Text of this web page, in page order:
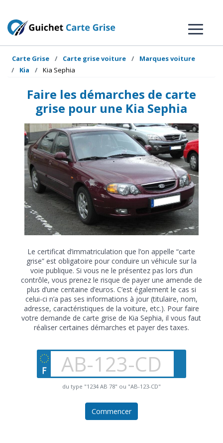
Carte Grise Carte grise voiture
Marques voiture
Kia
Kia Sephia
Faire les démarches de carte
grise pour une Kia Sephia
Le certificat d’immatriculation que l’on appelle “carte
grise” est obligatoire pour conduire un véhicule sur la
voie publique. Si vous ne le présentez pas lors d’un
contrôle, vous prenez le risque de payer une amende de
plus d’une centaine d’euros. C’est également le cas si
celui-ci n’a pas ses informations à jour (titulaire, nom,
adresse, caractéristiques de la voiture, etc.). Pour faire
votre demande de carte grise de Kia Sephia, il vous faut
réaliser certaines démarches et payer des taxes.
du type "1234 AB 78" ou "AB-123-CD"
Commencer